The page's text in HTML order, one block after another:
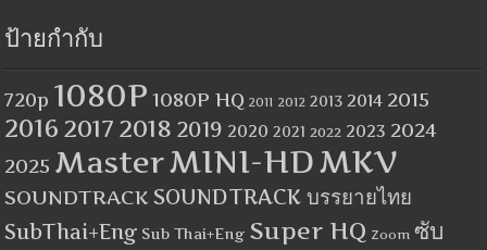
ป้ายกำกับ
720p 1080P 1080P HQ 2011 2012 2013 2014 2015
2016 2017 2018 2019 2020 2021 2022 2023 2024
2025 MasterMINI-HDMKV
SOUNDTRACK SOUNDTRACK บรรยายไทย
SubThai+Eng Sub Thai+Eng Super HQ Zoom ซับ